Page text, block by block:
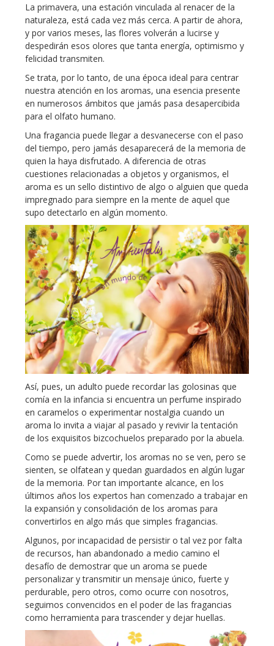
La primavera, una estación vinculada al renacer de la
naturaleza, está cada vez más cerca. A partir de ahora,
y por varios meses, las flores volverán a lucirse y
despedirán esos olores que tanta energía, optimismo y
felicidad transmiten.
Se trata, por lo tanto, de una época ideal para centrar
nuestra atención en los aromas, una esencia presente
en numerosos ámbitos que jamás pasa desapercibida
para el olfato humano.
Una fragancia puede llegar a desvanecerse con el paso
del tiempo, pero jamás desaparecerá de la memoria de
quien la haya disfrutado. A diferencia de otras
cuestiones relacionadas a objetos y organismos, el
aroma es un sello distintivo de algo o alguien que queda
impregnado para siempre en la mente de aquel que
supo detectarlo en algún momento.
Así, pues, un adulto puede recordar las golosinas que
comía en la infancia si encuentra un perfume inspirado
en caramelos o experimentar nostalgia cuando un
aroma lo invita a viajar al pasado y revivir la tentación
de los exquisitos bizcochuelos preparado por la abuela.
Como se puede advertir, los aromas no se ven, pero se
sienten, se olfatean y quedan guardados en algún lugar
de la memoria. Por tan importante alcance, en los
últimos años los expertos han comenzado a trabajar en
la expansión y consolidación de los aromas para
convertirlos en algo más que simples fragancias.
Algunos, por incapacidad de persistir o tal vez por falta
de recursos, han abandonado a medio camino el
desafío de demostrar que un aroma se puede
personalizar y transmitir un mensaje único, fuerte y
perdurable, pero otros, como ocurre con nosotros,
seguimos convencidos en el poder de las fragancias
como herramienta para trascender y dejar huellas.